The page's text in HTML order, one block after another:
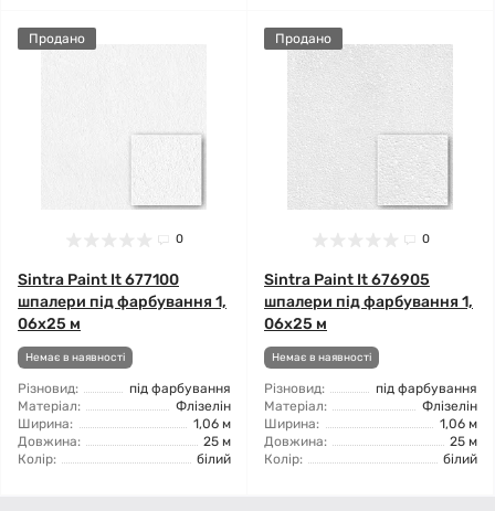
Продано
0
Sintra Paint It 677100
шпалери під фарбування 1,
06x25 м
Немає в наявності
Різновид:
під фарбування
Матеріал:
Флізелін
Ширина:
1,06 м
Довжина:
25 м
Колір:
білий
Продано
0
Sintra Paint It 676905
шпалери під фарбування 1,
06x25 м
Немає в наявності
Різновид:
під фарбування
Матеріал:
Флізелін
Ширина:
1,06 м
Довжина:
25 м
Колір:
білий